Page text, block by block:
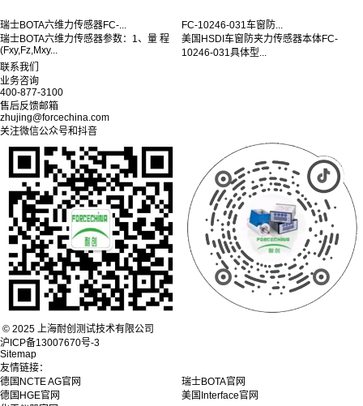
瑞士BOTA六维力传感器FC-...
瑞士BOTA六维力传感器参数：1、量 程
(Fxy,Fz,Mxy...
FC-10246-031车窗防...
美国HSDI车窗防夹力传感器本体FC-
10246-031具体型...
联系我们
业务咨询
400-877-3100
售后反馈邮箱
zhujing@forcechina.com
关注微信公众号和抖音
© 2025 上海耐创测试技术有限公司
沪ICP备13007670号-3
Sitemap
友情链接：
德国NCTE AG官网
瑞士BOTA官网
德国HGE官网
美国Interface官网